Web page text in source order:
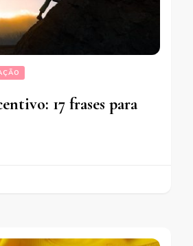
17 frases para